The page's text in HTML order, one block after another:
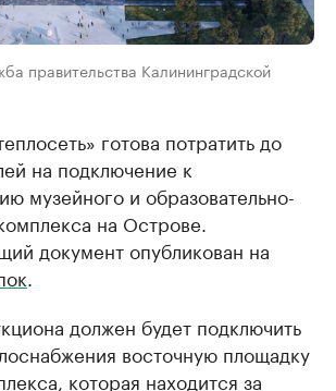
правительства Калининградской
готова потратить до
на подключение к
музейного и образовательно-
на Острове.
документ опубликован на
должен будет подключить
восточную площадку
которая находится за